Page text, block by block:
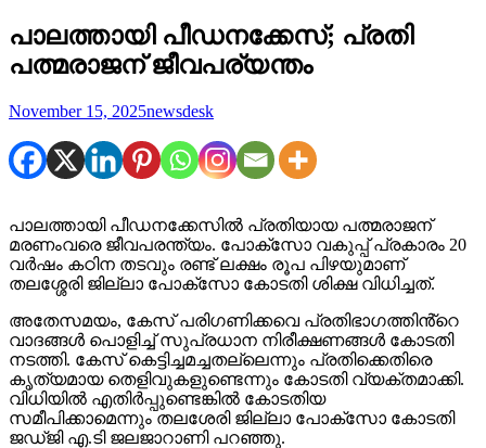
പാലത്തായി പീഡനക്കേസ്; പ്രതി
പത്മരാജന് ജീവപര്യന്തം
November 15, 2025newsdesk
പാലത്തായി പീഡനക്കേസിൽ പ്രതിയായ പത്മരാജന്
മരണംവരെ ജീവപരന്ത്യം. പോക്സോ വകുപ്പ് പ്രകാരം 20
വർഷം കഠിന തടവും രണ്ട് ലക്ഷം രൂപ പിഴയുമാണ്
തലശ്ശേരി ജില്ലാ പോക്സോ കോടതി ശിക്ഷ വിധിച്ചത്.
അതേസമയം, കേസ് പരിഗണിക്കവെ പ്രതിഭാഗത്തിൻ്റെ
വാദങ്ങൾ പൊളിച്ച് സുപ്രധാന നിരീക്ഷണങ്ങൾ കോടതി
നടത്തി. കേസ് കെട്ടിച്ചമച്ചതല്ലെന്നും പ്രതിക്കെതിരെ
കൃത്യമായ തെളിവുകളുണ്ടെന്നും കോടതി വ്യക്തമാക്കി.
വിധിയിൽ എതിർപ്പുണ്ടെങ്കിൽ കോടതിയ
സമീപിക്കാമെന്നും തലശേരി ജില്ലാ പോക്സോ കോടതി
ജഡ്‌ജി എ.ടി ജലജാറാണി പറഞ്ഞു.